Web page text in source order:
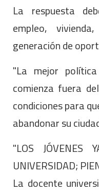
La respuesta
empleo,
generación de
"La mejor
comienza fuera
condiciones para
abandonar su
"LOS JÓVENES
UNIVERSIDAD;
La docente